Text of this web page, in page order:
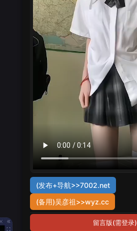
(发布+导航>>7002.net
(备用)吴彦祖>>wyz.cc
留言版(需登录)